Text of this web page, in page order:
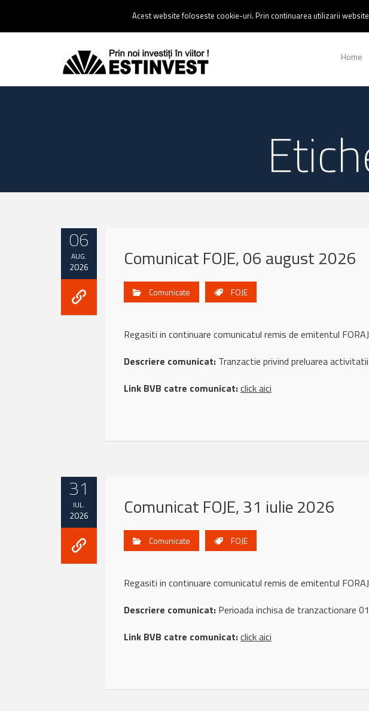
0237 238 900 |Email :contact@estinvest.ro
Home
06
AUG.
2026 Comunicat FOJE, 06 august 2026
Comunicate FOJE
Regasiti in continuare comunicatul remis de emitentul
Descriere comunicat: Tranzactie privind preluarea
Link BVB catre comunicat:click aici
31
IUL.
2026 Comunicat FOJE, 31 iulie 2026
Comunicate FOJE
Regasiti in continuare comunicatul remis de emitentul
Descriere comunicat: Perioada inchisa de tranzactionare
Link BVB catre comunicat:click aici
Acest website foloseste cookie-uri. Prin continuarea utilizarii